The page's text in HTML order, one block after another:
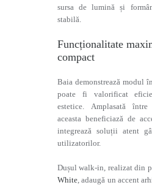
sursa de lumină și
stabilă.
Funcționalitate
compact
Baia demonstrează modul
poate fi valorificat
estetice. Amplasată
aceasta beneficiază de
integrează soluții atent
utilizatorilor.
Dușul walk-in, realizat din
White, adaugă un accent